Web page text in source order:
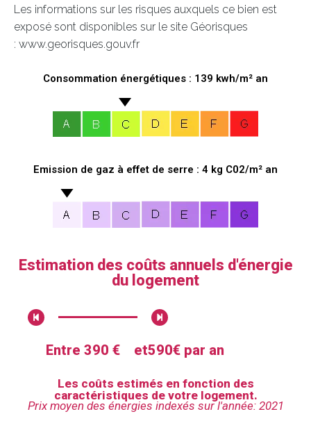
Les informations sur les risques auxquels ce bien est
exposé sont disponibles sur le site Géorisques
: www.georisques.gouv.fr
Consommation énergétiques : 139 kwh/m² an
Emission de gaz à effet de serre : 4 kg C02/m² an
Estimation des coûts annuels d'énergie
du logement
Entre 390 € et590€ par an
Les coûts estimés en fonction des
caractéristiques de votre logement.
Prix moyen des énergies indexés sur l'année: 2021